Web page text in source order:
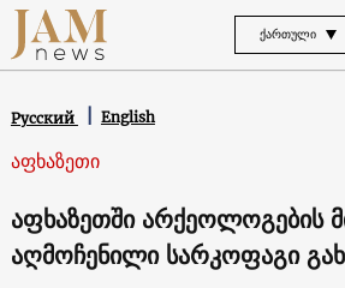
ᲥᲐᲠᲗᲣᲚᲘ
Русский English
აფხაზეთი
აფხაზეთში არქეოლოგების
აღმოჩენილი სარკოფაგი